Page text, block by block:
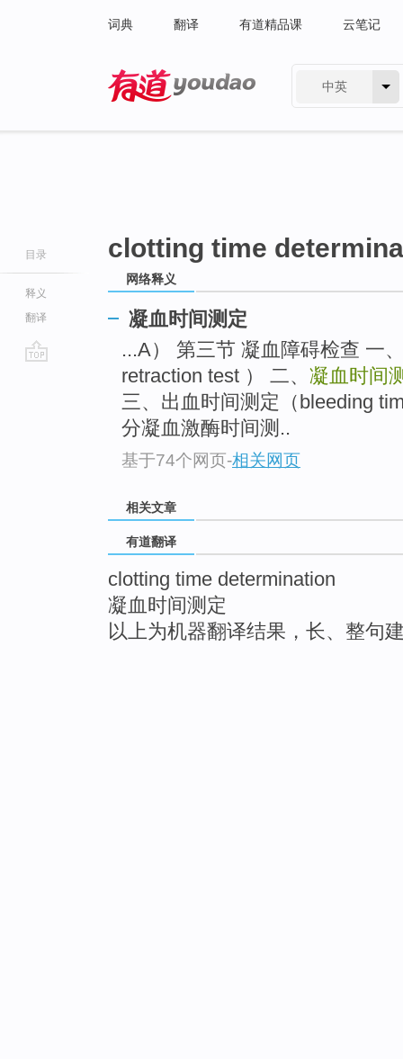
词典 翻译 有道精品课 云笔记
中英
目录
释义
翻译
clotting time
网络释义
凝血时间测定
...A） 第三节 凝血障碍检查 一
retraction test ） 二、 凝血时间
三、出血时间测定（bleeding
分凝血激酶时间测..
基于74个网页-相关网页
相关文章
有道翻译
clotting time determination
凝血时间测定
以上为机器翻译结果，长、整句